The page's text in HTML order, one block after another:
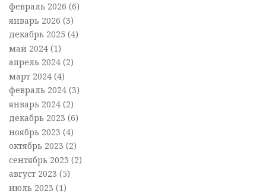
февраль 2026 (6)
январь 2026 (3)
декабрь 2025 (4)
май 2024 (1)
апрель 2024 (2)
март 2024 (4)
февраль 2024 (3)
январь 2024 (2)
декабрь 2023 (6)
ноябрь 2023 (4)
октябрь 2023 (2)
сентябрь 2023 (2)
август 2023 (5)
июль 2023 (1)